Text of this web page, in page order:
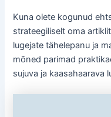
Kuna olete kogunud
strateegiliselt oma
lugejate tähelepanu ja
mõned parimad
sujuva ja kaasahaarava